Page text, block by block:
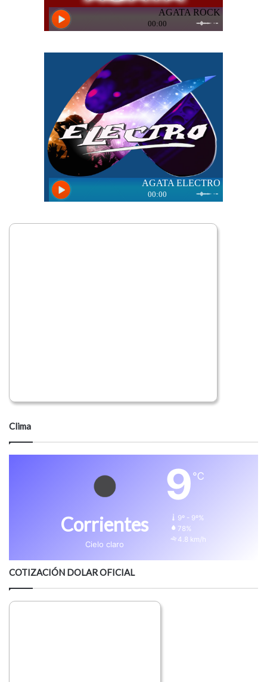
Clima
Corrientes
Cielo claro
9 ℃
9º - 9º%
78%
4.8 km/h
COTIZACIÓN DOLAR OFICIAL